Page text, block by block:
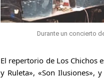
Durante un concierto
El repertorio de Los Chichos
y Ruleta», «Son Ilusiones»,